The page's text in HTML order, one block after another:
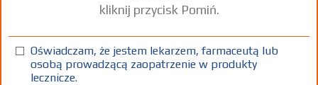
®
COR 1,25; -2,5; -3,75;
-5; -7,5; -10
Bisoprolol fumarate
kliknij przycisk Pomiń.
Oświadczam, że jestem lekarzem, farmaceutą lub
osobą prowadzącą zaopatrzenie w produkty
lecznicze.